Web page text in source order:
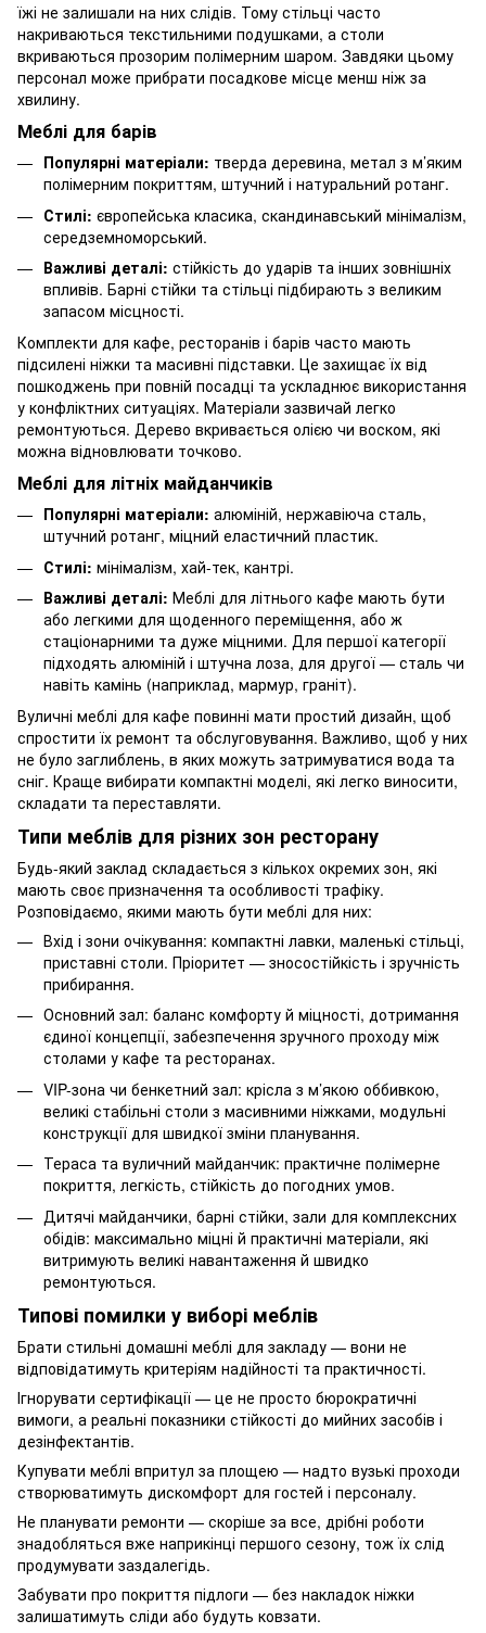
їжі не залишали на них слідів. Тому стільці часто
накриваються текстильними подушками, а столи
вкриваються прозорим полімерним шаром. Завдяки цьому
персонал може прибрати посадкове місце менш ніж за
хвилину.
Меблі для барів
Популярні матеріали: тверда деревина, метал з м’яким
полімерним покриттям, штучний і натуральний ротанг.
Стилі: європейська класика, скандинавський мінімалізм,
середземноморський.
Важливі деталі: стійкість до ударів та інших зовнішніх
впливів. Барні стійки та стільці підбирають з великим
запасом місцності.
Комплекти для кафе, ресторанів і барів часто мають
підсилені ніжки та масивні підставки. Це захищає їх від
пошкоджень при повній посадці та ускладнює використання
у конфліктних ситуаціях. Матеріали зазвичай легко
ремонтуються. Дерево вкривається олією чи воском, які
можна відновлювати точково.
Меблі для літніх майданчиків
Популярні матеріали: алюміній, нержавіюча сталь,
штучний ротанг, міцний еластичний пластик.
Стилі: мінімалізм, хай-тек, кантрі.
Важливі деталі: Меблі для літнього кафе мають бути
або легкими для щоденного переміщення, або ж
стаціонарними та дуже міцними. Для першої категорії
підходять алюміній і штучна лоза, для другої — сталь чи
навіть камінь (наприклад, мармур, граніт).
Вуличні меблі для кафе повинні мати простий дизайн, щоб
спростити їх ремонт та обслуговування. Важливо, щоб у них
не було заглиблень, в яких можуть затримуватися вода та
сніг. Краще вибирати компактні моделі, які легко виносити,
складати та переставляти.
Типи меблів для різних зон ресторану
Будь-який заклад складається з кількох окремих зон, які
мають своє призначення та особливості трафіку.
Розповідаємо, якими мають бути меблі для них:
Вхід і зони очікування: компактні лавки, маленькі стільці,
приставні столи. Пріоритет — зносостійкість і зручність
прибирання.
Основний зал: баланс комфорту й міцності, дотримання
єдиної концепції, забезпечення зручного проходу між
столами у кафе та ресторанах.
VIP-зона чи бенкетний зал: крісла з м’якою оббивкою,
великі стабільні столи з масивними ніжками, модульні
конструкції для швидкої зміни планування.
Тераса та вуличний майданчик: практичне полімерне
покриття, легкість, стійкість до погодних умов.
Дитячі майданчики, барні стійки, зали для комплексних
обідів: максимально міцні й практичні матеріали, які
витримують великі навантаження й швидко
ремонтуються.
Типові помилки у виборі меблів
Брати стильні домашні меблі для закладу — вони не
відповідатимуть критеріям надійності та практичності.
Ігнорувати сертифікації — це не просто бюрократичні
вимоги, а реальні показники стійкості до мийних засобів і
дезінфектантів.
Купувати меблі впритул за площею — надто вузькі проходи
створюватимуть дискомфорт для гостей і персоналу.
Не планувати ремонти — скоріше за все, дрібні роботи
знадобляться вже наприкінці першого сезону, тож їх слід
продумувати заздалегідь.
Забувати про покриття підлоги — без накладок ніжки
залишатимуть сліди або будуть ковзати.